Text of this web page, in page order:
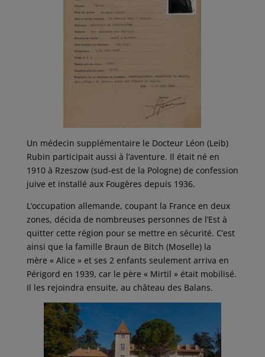
Un médecin supplémentaire le Docteur Léon (Leib)
Rubin participait aussi à l’aventure. Il était né en
1910 à Rzeszow (sud-est de la Pologne) de confession
juive et installé aux Fougères depuis 1936.
L’occupation allemande, coupant la France en deux
zones, décida de nombreuses personnes de l’Est à
quitter cette région pour se mettre en sécurité. C’est
ainsi que la famille Braun de Bitch (Moselle) la
mère « Alice » et ses 2 enfants seulement arriva en
Périgord en 1939, car le père « Mirtil » était mobilisé.
Il les rejoindra ensuite, au château des Balans.